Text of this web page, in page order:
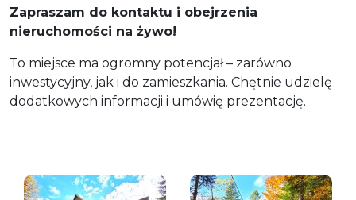
Zapraszam do kontaktu i obejrzenia
nieruchomości na żywo!
To miejsce ma ogromny potencjał – zarówno
inwestycyjny, jak i do zamieszkania. Chętnie udzielę
dodatkowych informacji i umówię prezentację.